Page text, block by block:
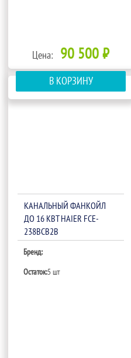
Цена: 90 500 ₽
В КОРЗИНУ
КАНАЛЬНЫЙ ФАНКОЙЛ
ДО 16 КВТ HAIER FCE-
238BCB2B
Бренд:
Остаток:5 шт